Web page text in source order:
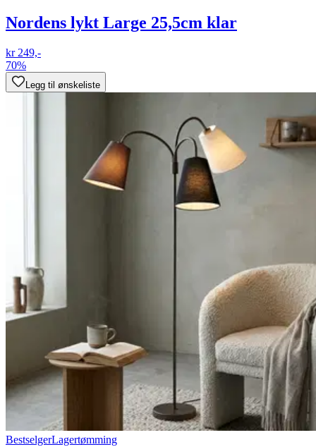
Nordens lykt Large 25,5cm klar
kr 249,-
70%
Legg til ønskeliste
BestselgerLagertømming